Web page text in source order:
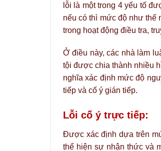
lỗi là một trong 4 yếu tố
nếu có thì mức độ như thế
trong hoạt động điều tra,
Ở điều này, các nhà làm
tội được chia thành nhiều
nghĩa xác định mức độ
tiếp và cố ý gián tiếp.
Lỗi cố ý trực tiếp:
Được xác định dựa trên
thể hiện sự nhận thức và